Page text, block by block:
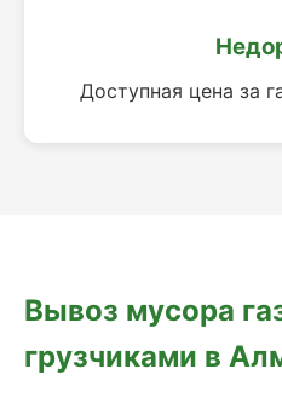
Доступная цена за
Вывоз мусора
грузчиками в